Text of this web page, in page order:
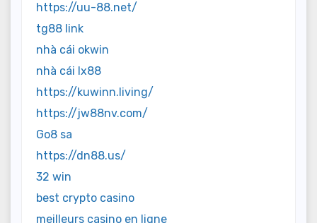
https://uu-88.net/
tg88 link
nhà cái okwin
nhà cái lx88
https://kuwinn.living/
https://jw88nv.com/
Go8 sa
https://dn88.us/
32 win
best crypto casino
meilleurs casino en ligne